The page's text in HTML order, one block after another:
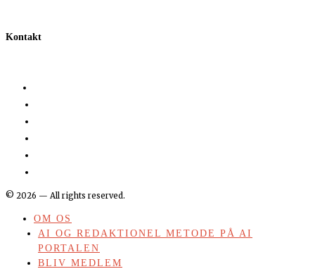
Kontakt
© 2026 — All rights reserved.
OM OS
AI OG REDAKTIONEL METODE PÅ AI
PORTALEN
BLIV MEDLEM